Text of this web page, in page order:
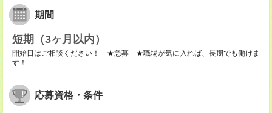
期間
短期（3ヶ月以内）
開始日はご相談ください！ ★急募 ★職場が気に入れば、長期でも働けま
す！
応募資格・条件